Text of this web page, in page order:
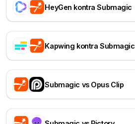
HeyGen kontra Submagic
Kapwing kontra Submagic
Submagic vs Opus Clip